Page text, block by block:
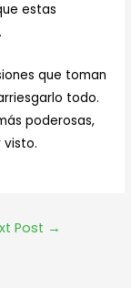
estas
que toman
todo.
poderosas,
visto.
Post →